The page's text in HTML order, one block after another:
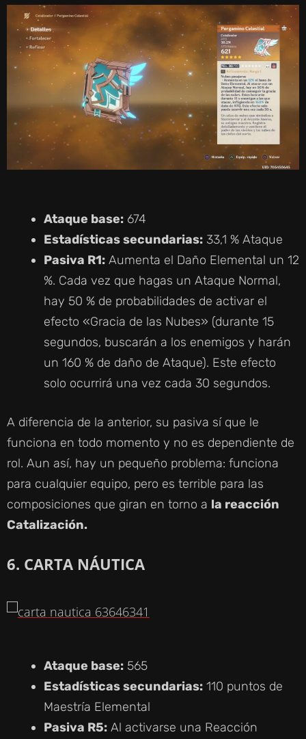
Ataque base: 674
Estadísticas secundarias: 33,1 % Ataque
Pasiva R1: Aumenta el Daño Elemental un 12
%. Cada vez que hagas un Ataque Normal,
hay 50 % de probabilidades de activar el
efecto «Gracia de las Nubes» (durante 15
segundos, buscarán a los enemigos y harán
un 160 % de daño de Ataque). Este efecto
solo ocurrirá una vez cada 30 segundos.
A diferencia de la anterior, su pasiva sí que le
funciona en todo momento y no es dependiente de
rol. Aun así, hay un pequeño problema: funciona
para cualquier equipo, pero es terrible para las
composiciones que giran en torno a la reacción
Catalización.
6. CARTA NÁUTICA
Ataque base: 565
Estadísticas secundarias: 110 puntos de
Maestría Elemental
Pasiva R5: Al activarse una Reacción